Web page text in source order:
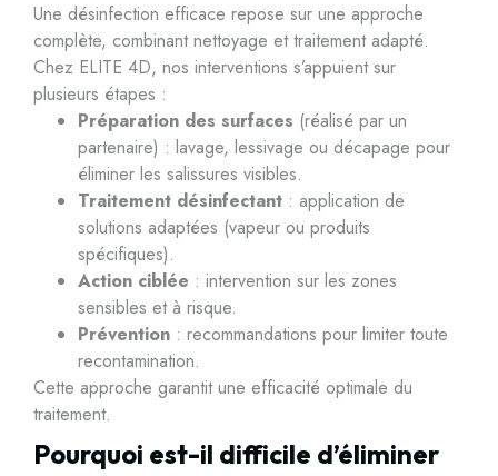
Une désinfection efficace repose sur une approche
complète, combinant nettoyage et traitement adapté.
Chez ELITE 4D, nos interventions s’appuient sur
plusieurs étapes :
Préparation des surfaces (réalisé par un
partenaire) : lavage, lessivage ou décapage pour
éliminer les salissures visibles.
Traitement désinfectant : application de
solutions adaptées (vapeur ou produits
spécifiques).
Action ciblée : intervention sur les zones
sensibles et à risque.
Prévention : recommandations pour limiter toute
recontamination.
Cette approche garantit une efficacité optimale du
traitement.
Pourquoi est-il difficile d’éliminer